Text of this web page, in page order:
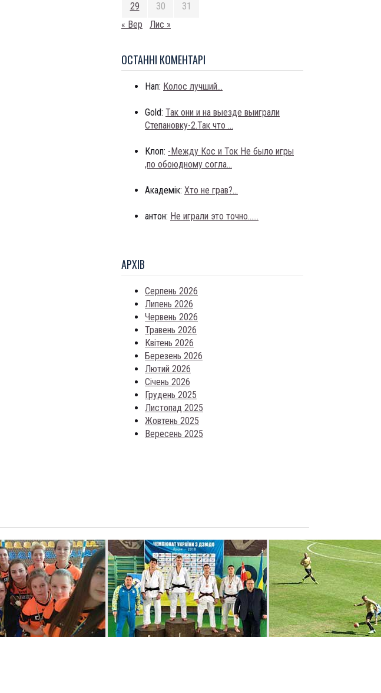
29 30
31
« Вер
Лис »
ОСТАННI КОМЕНТАРI
Нап: Колос лучший...
Gold: Так они и на выезде выиграли
Степановку-2.Так что ...
Клоп: -Между Кос и Ток Не было игры
,по обоюдному согла...
Академік: Хто не грав?...
антон: Не играли это точно......
АРХIВ
Серпень 2026
Липень 2026
Червень 2026
Травень 2026
Квітень 2026
Березень 2026
Лютий 2026
Січень 2026
Грудень 2025
Листопад 2025
Жовтень 2025
Вересень 2025